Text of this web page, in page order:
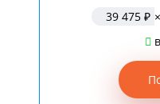
39 475 ₽